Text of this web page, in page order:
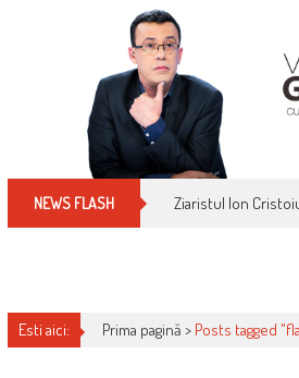
NEWS FLASH Ziaristul Ion
Esti aici: Prima pagină > Posts tagged